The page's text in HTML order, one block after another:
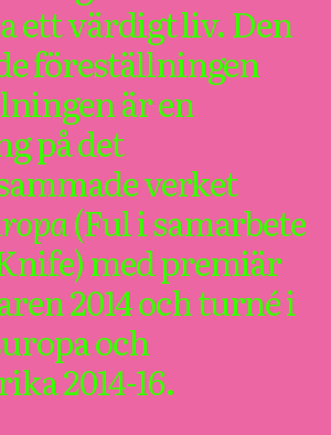
ett värdigt liv. Den
föreställningen
är en
på det
verket
(Ful i samarbete
med premiär
2014 och turné i
och
2014-16.